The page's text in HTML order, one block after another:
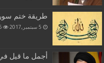
طريقة ختم
5 سبتمبر,2017
أجمل ما قيل